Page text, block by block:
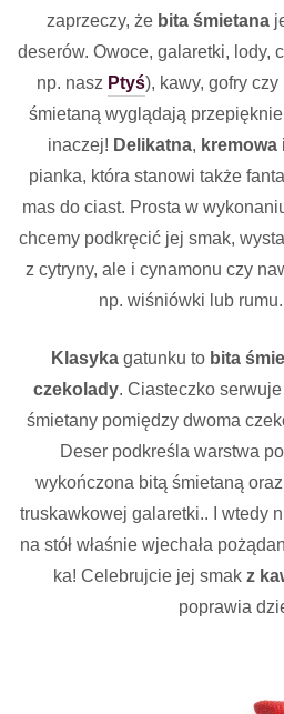
zaprzeczy, że bita śmietana
deserów. Owoce, galaretki, lody,
np. nasz Ptyś), kawy, gofry
śmietaną wyglądają
inaczej! Delikatna, kremowai
pianka, która stanowi także
mas do ciast. Prosta w
chcemy podkręcić jej smak,
z cytryny, ale i cynamonu czy
np. wiśniówki lub
Klasyka gatunku to bita
czekolady. Ciasteczko
śmietany pomiędzy dwoma
Deser podkreśla warstwa
wykończona bitą śmietaną
truskawkowej galaretki.. I wtedy
na stół właśnie wjechała
ka! Celebrujcie jej smak z
poprawia